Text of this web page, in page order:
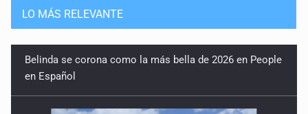
13 de Julio de 2026
No hay problema de salud
LO MÁS RELEVANTE